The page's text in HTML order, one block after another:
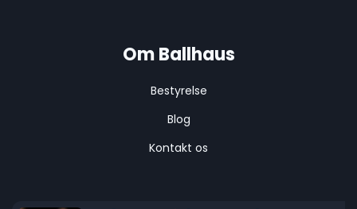
Om Ballhaus
Bestyrelse
Blog
Kontakt os